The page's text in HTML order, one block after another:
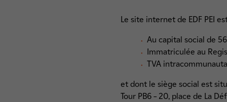
Le site internet de EDF PEI
Au capital social de
Immatriculée au
TVA
et dont le siège social est
Tour PB6 – 20, place de La